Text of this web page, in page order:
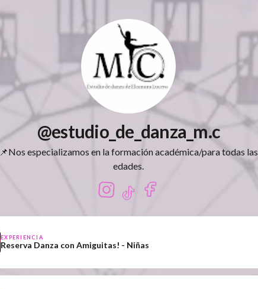
@estudio_de_danza_m.c
📌Nos especializamos en la formación académica/para todas las
edades.
EXPERIENCIA
Reserva Danza con Amiguitas! - Niñas